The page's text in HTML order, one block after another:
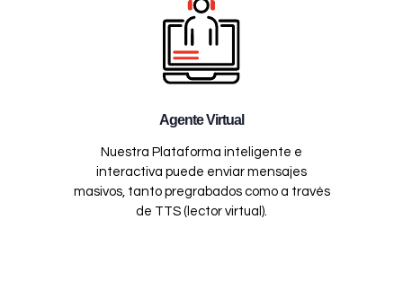
Agente Virtual
Nuestra Plataforma inteligente e
interactiva puede enviar mensajes
masivos, tanto pregrabados como a través
de TTS (lector virtual).